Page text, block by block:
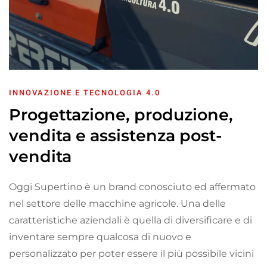
INNOVAZIONE E TECNOLOGIA 4.0
Progettazione, produzione,
vendita e assistenza post-
vendita
Oggi Supertino è un brand conosciuto ed affermato
nel settore delle macchine agricole. Una delle
caratteristiche aziendali è quella di diversificare e di
inventare sempre qualcosa di nuovo e
personalizzato per poter essere il più possibile vicini